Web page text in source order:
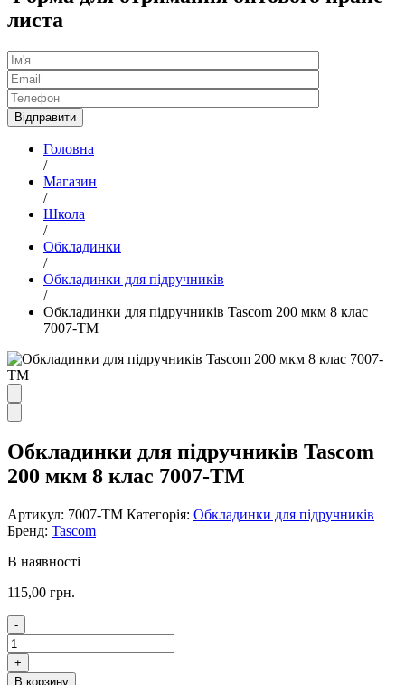
листа
Головна
/
Магазин
/
Школа
/
Обкладинки
/
Обкладинки для підручників
/
Обкладинки для підручників Tascom 200 мкм 8 клас
7007-ТМ
Обкладинки для підручників Tascom
200 мкм 8 клас 7007-ТМ
Артикул: 7007-ТМ Категорія: Обкладинки для підручників
Бренд: Tascom
В наявності
115,00 грн.
-
Обкладинки
для
підручників
+
В корзину